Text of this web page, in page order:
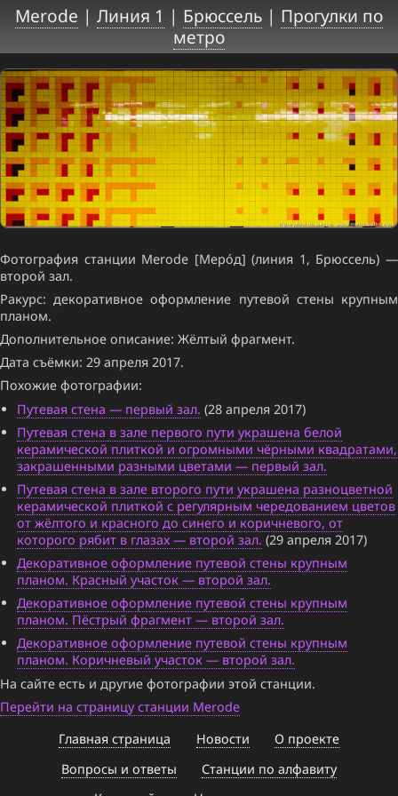
Merode | Линия 1 | Брюссель | Прогулки по
метро
Фотография станции Merode [Меро́д] (линия 1, Брюссель) —
второй зал.
Ракурс: декоративное оформление путевой стены крупным
планом.
Дополнительное описание: Жёлтый фрагмент.
Дата съёмки: 29 апреля 2017.
Похожие фотографии:
Путевая стена — первый зал. (28 апреля 2017)
Путевая стена в зале первого пути украшена белой
керамической плиткой и огромными чёрными квадратами,
закрашенными разными цветами — первый зал.
Путевая стена в зале второго пути украшена разноцветной
керамической плиткой с регулярным чередованием цветов
от жёлтого и красного до синего и коричневого, от
которого рябит в глазах — второй зал. (29 апреля 2017)
Декоративное оформление путевой стены крупным
планом. Красный участок — второй зал.
Декоративное оформление путевой стены крупным
планом. Пёстрый фрагмент — второй зал.
Декоративное оформление путевой стены крупным
планом. Коричневый участок — второй зал.
На сайте есть и другие фотографии этой станции.
Перейти на страницу станции Merode
Главная страница
Новости
О проекте
Вопросы и ответы
Станции по алфавиту